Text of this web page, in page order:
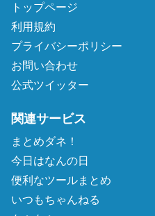
トップページ
利用規約
プライバシーポリシー
お問い合わせ
公式ツイッター
関連サービス
まとめダネ！
今日はなんの日
便利なツールまとめ
いつもちゃんねる